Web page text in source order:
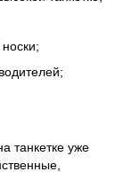
танкетке уже